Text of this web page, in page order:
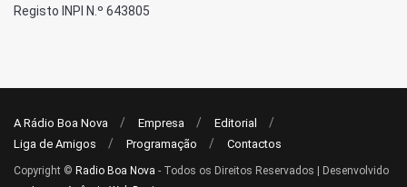
Registo INPI N.º 643805
A Rádio Boa Nova Empresa
Editorial
Liga de Amigos
Programação Contactos
Copyright © Radio Boa Nova - Todos os Direitos Reservados | Desenvolvido